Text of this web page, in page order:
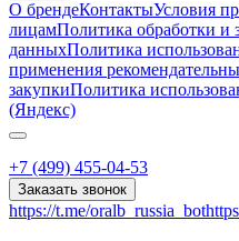
О брендеКонтактыУсловия
лицамПолитика обработки и
данныхПолитика
применения
закупкиПолитика
(Яндекс)
+7 (499) 455-04-53
Заказать звонок
https://t.me/oralb_russia_bot